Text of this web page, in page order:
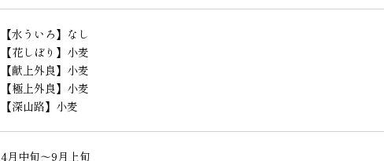
【水ういろ】なし
【花しぼり】小麦
【献上外良】小麦
【極上外良】小麦
【深山路】小麦
4月中旬～9月上旬